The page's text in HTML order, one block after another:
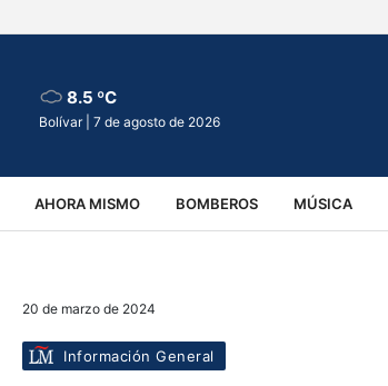
8.5 ºC
Bolívar | 7 de agosto de 2026
AHORA MISMO BOMBEROS MÚSICA
VIRALES ACCIDENTES
20 de marzo de 2024
Información General